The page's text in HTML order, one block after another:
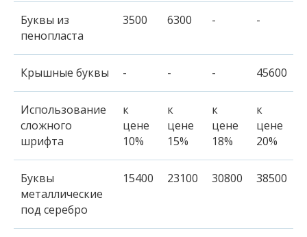
Буквы из
пенопласта
3500 6300 - -
Крышные буквы - - - 45600
Использование
сложного
шрифта
к
цене
10%
к
цене
15%
к
цене
18%
к
цене
20%
Буквы
металлические
под серебро
15400 23100 30800 38500